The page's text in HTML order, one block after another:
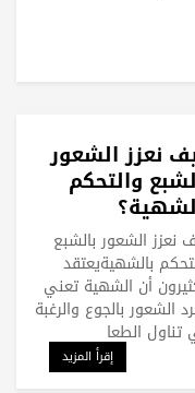
نعزز الشعور
والتحكم
نعزز الشعور بالشبع
بالشهيةيعتقد
أن الشهية تعني
الشعور بالجوع والرغبة
الطعا
إقرأ المزيد